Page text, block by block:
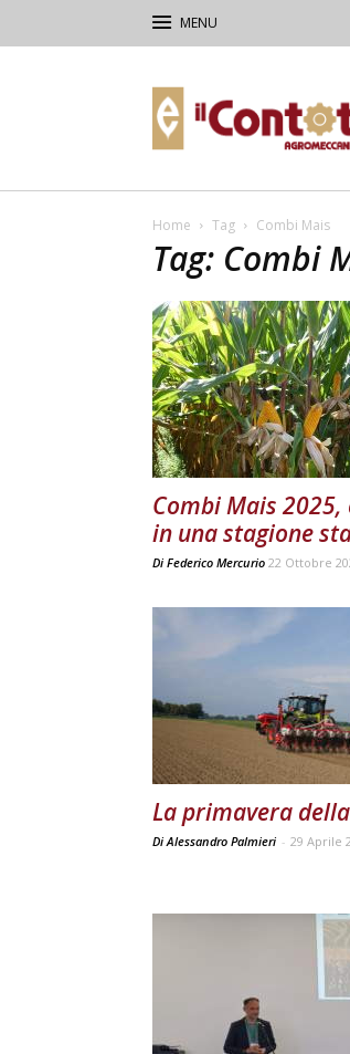
Contoterzista
Home Tag Combi Mais
Tag: Combi
Combi Mais
in una stagione
Di Federico Mercurio 22 Ottobre
La primavera
Di Alessandro Palmieri - 29 Aprile